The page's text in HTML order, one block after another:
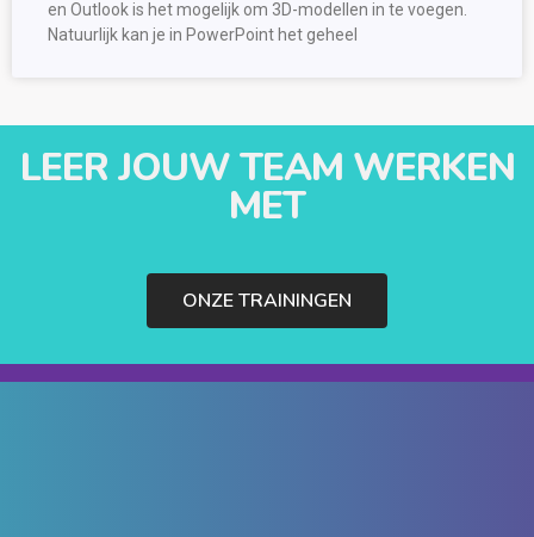
en Outlook is het mogelijk om 3D-modellen in te voegen.
Natuurlijk kan je in PowerPoint het geheel
LEER JOUW TEAM WERKEN
MET
ONZE TRAININGEN